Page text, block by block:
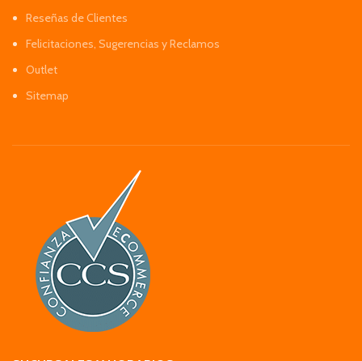
Reseñas de Clientes
Felicitaciones, Sugerencias y Reclamos
Outlet
Sitemap